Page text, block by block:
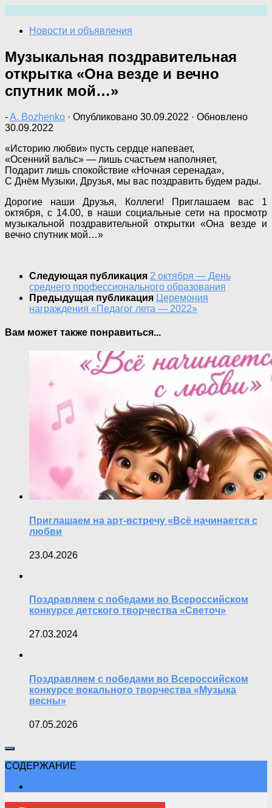
содержимому
Новости и объявления
Музыкальная поздравительная
открытка «Она везде и вечно
спутник мой…»
-A. Bozhenko · Опубликовано 30.09.2022 · Обновлено
30.09.2022
«Историю любви» пусть сердце напевает,
«Осенний вальс» — лишь счастьем наполняет,
Подарит лишь спокойствие «Ночная серенада»,
С Днём Музыки, Друзья, мы вас поздравить будем рады.
Дорогие наши Друзья, Коллеги! Приглашаем вас 1
октября, с 14.00, в наши социальные сети на просмотр
музыкальной поздравительной открытки «Она везде и
вечно спутник мой…»
Следующая публикация 2 октября — День
среднего профессионального образования
Предыдущая публикация Церемония
награждения «Педагог лета — 2022»
Вам может также понравиться...
Приглашаем на арт-встречу «Всё начинается с
любви
23.04.2026
Поздравляем с победами во Всероссийском
конкурсе детского творчества «Светоч»
27.03.2024
Поздравляем с победами во Всероссийском
конкурсе вокального творчества «Музыка
весны»
07.05.2026
СОДЕРЖАНИЕ